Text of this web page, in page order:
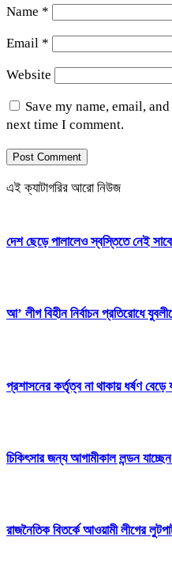
Name *
Email *
Website
Save my name, email,
next time I comment.
এই ক্যাটাগরির আরো নিউজ
দেশ ছেড়ে পালালেও স্বস্তিতে নেই
আ’ লীগ বিহীন নির্বাচন প্রতিরোধে
প্রশাসনের কর্তৃত্ব না থাকায় ধর্ষণ বেড়ে
চিকিৎসার জন্য আগামীকাল লন্ডন যাচ্ছেন
রাজনৈতিক বিতর্কে আওয়ামী লীগের